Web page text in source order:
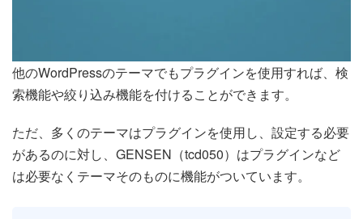
他のWordPressのテーマでもプラグインを使用すれば、検
索機能や絞り込み機能を付けることができます。
ただ、多くのテーマはプラグインを使用し、設定する必要
があるのに対し、GENSEN（tcd050）はプラグインなど
は必要なくテーマそのものに機能がついています。